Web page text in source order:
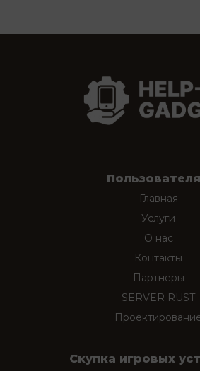
Главная
Услуги
О нас
Контакты
Партнеры
SERVER RUST
Скупка игровых